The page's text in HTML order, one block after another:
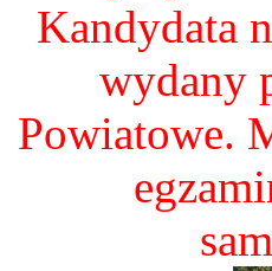
Kandydata
wydany
Powiatowe.